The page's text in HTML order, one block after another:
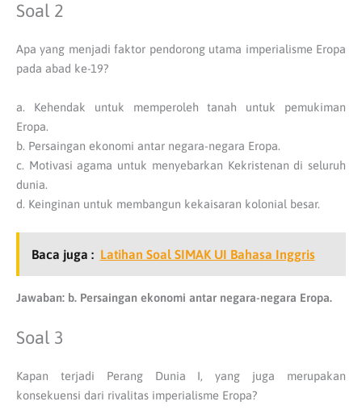
Soal 2
Apa yang menjadi faktor pendorong utama imperialisme Eropa
pada abad ke-19?
a. Kehendak untuk memperoleh tanah untuk pemukiman
Eropa.
b. Persaingan ekonomi antar negara-negara Eropa.
c. Motivasi agama untuk menyebarkan Kekristenan di seluruh
dunia.
d. Keinginan untuk membangun kekaisaran kolonial besar.
Baca juga : Latihan Soal SIMAK UI Bahasa Inggris
Jawaban: b. Persaingan ekonomi antar negara-negara Eropa.
Soal 3
Kapan terjadi Perang Dunia I, yang juga merupakan
konsekuensi dari rivalitas imperialisme Eropa?